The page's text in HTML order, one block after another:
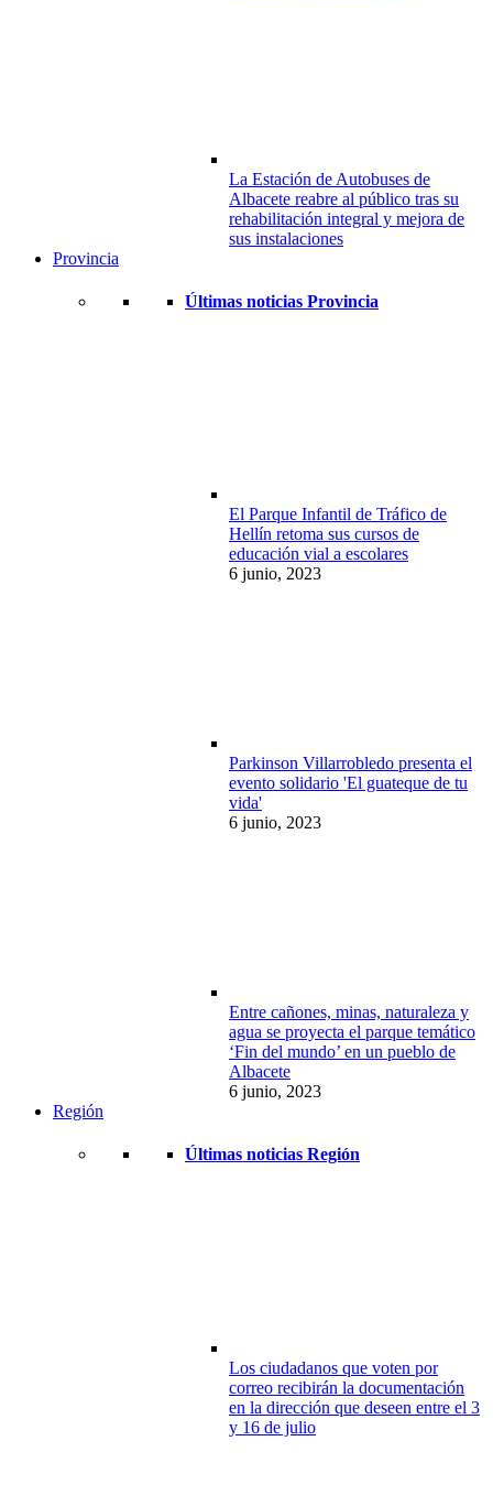
La Estación de Autobuses de
Albacete reabre al público tras su
rehabilitación integral y mejora de
sus instalaciones
Provincia
Últimas noticias Provincia
El Parque Infantil de Tráfico de
Hellín retoma sus cursos de
educación vial a escolares
6 junio, 2023
Parkinson Villarrobledo presenta el
evento solidario 'El guateque de tu
vida'
6 junio, 2023
Entre cañones, minas, naturaleza y
agua se proyecta el parque temático
‘Fin del mundo’ en un pueblo de
Albacete
6 junio, 2023
Región
Últimas noticias Región
Los ciudadanos que voten por
correo recibirán la documentación
en la dirección que deseen entre el 3
y 16 de julio